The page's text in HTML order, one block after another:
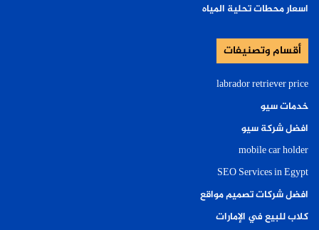
اسعار محطات تحلية المياه
أقسام وتصنيفات
labrador retriever price
خدمات سيو
افضل شركة سيو
mobile car holder
SEO Services in Egypt
افضل شركات تصميم مواقع
كلاب للبيع في الإمارات